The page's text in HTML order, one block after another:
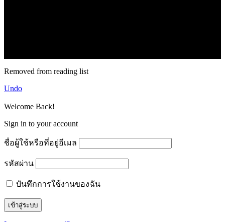
Removed from reading list
Undo
Welcome Back!
Sign in to your account
ชื่อผู้ใช้หรือที่อยู่อีเมล
รหัสผ่าน
บันทึกการใช้งานของฉัน